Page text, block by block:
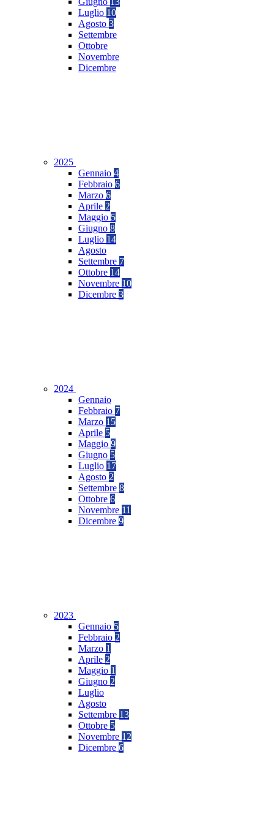
Luglio 10
Agosto 3
Settembre
Ottobre
Novembre
Dicembre
2025
Gennaio 4
Febbraio 6
Marzo 6
Aprile 2
Maggio 5
Giugno 8
Luglio 14
Agosto
Settembre 7
Ottobre 14
Novembre 10
Dicembre 3
2024
Gennaio
Febbraio 7
Marzo 15
Aprile 5
Maggio 9
Giugno 5
Luglio 17
Agosto 2
Settembre 8
Ottobre 6
Novembre 11
Dicembre 9
2023
Gennaio 5
Febbraio 2
Marzo 1
Aprile 2
Maggio 1
Giugno 2
Luglio
Agosto
Settembre 13
Ottobre 5
Novembre 12
Dicembre 6